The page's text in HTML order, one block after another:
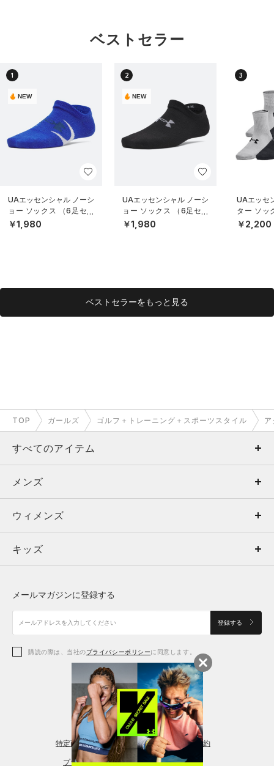
ベストセラー
1
NEW
UAエッセンシャル ノーシ
ョー ソックス （6足セッ
ト）（トレーニング/KID
￥1,980
2
NEW
UAエッセンシャル ノーシ
ョー ソックス （6足セッ
ト）（トレーニング/KID
S）
￥1,980
3
UAエッセ
ター ソッ
ト）（ラ
DS）
￥2,200
ベストセラーをもっと見る
TOP ガールズ ゴルフ＋トレーニング＋スポーツスタイル
すべてのアイテム
メンズ
ウィメンズ
キッズ
アクセサリー
メンズ
トップス
ボトムス
アクセサリー
ウィメンズ
トップス
シューズ
アクセサリー
レギンス＆タイツ
キッズ
シューズ
メールマガジンに登録する
登録する
購読の際は、当社のプライバシーポリシーに同意します。
特定商取引法に基づく通販の表記 会員規約
プライバシーポリシー